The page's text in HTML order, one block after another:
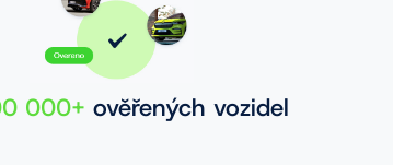
000+ ověřených vozidel